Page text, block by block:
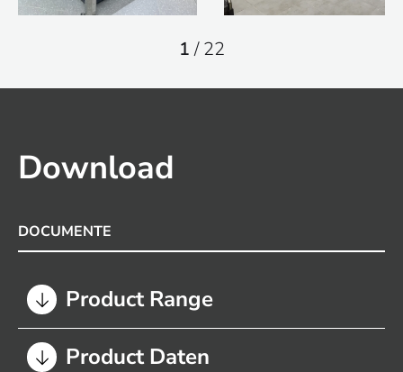
1/22
Download
DOCUMENTE
Product Range
Product Daten